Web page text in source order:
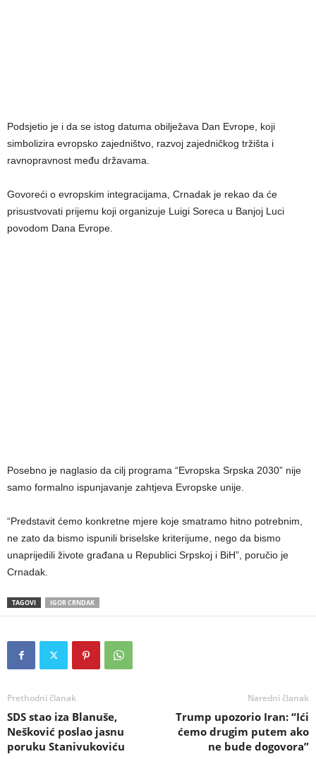
Podsjetio je i da se istog datuma obilježava Dan Evrope, koji
simbolizira evropsko zajedništvo, razvoj zajedničkog tržišta i
ravnopravnost među državama.
Govoreći o evropskim integracijama, Crnadak je rekao da će
prisustvovati prijemu koji organizuje Luigi Soreca u Banjoj Luci
povodom Dana Evrope.
Posebno je naglasio da cilj programa “Evropska Srpska 2030” nije
samo formalno ispunjavanje zahtjeva Evropske unije.
“Predstavit ćemo konkretne mjere koje smatramo hitno potrebnim,
ne zato da bismo ispunili briselske kriterijume, nego da bismo
unaprijedili živote građana u Republici Srpskoj i BiH”, poručio je
Crnadak.
TAGOVI IGOR CRNDAK
Prethodni članak
SDS stao iza Blanuše,
Nešković poslao jasnu
poruku Stanivukoviću
Naredni članak
Trump upozorio Iran: “Ići
ćemo drugim putem ako
ne bude dogovora”